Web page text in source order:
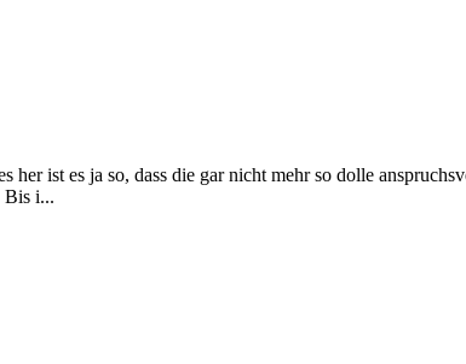
ist es ja so, dass die gar nicht mehr so dolle
Bis i...